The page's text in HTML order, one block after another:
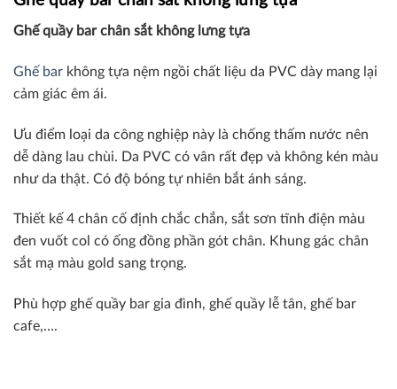
Ghế quầy bar chân sắt không lưng tựa
Ghế bar không tựa nệm ngồi chất liệu da PVC dày mang lại
cảm giác êm ái.
Ưu điểm loại da công nghiệp này là chống thấm nước nên
dễ dàng lau chùi. Da PVC có vân rất đẹp và không kén màu
như da thật. Có độ bóng tự nhiên bắt ánh sáng.
Thiết kế 4 chân cố định chắc chắn, sắt sơn tĩnh điện màu
đen vuốt col có ống đồng phần gót chân. Khung gác chân
sắt mạ màu gold sang trọng.
Phù hợp ghế quầy bar gia đình, ghế quầy lễ tân, ghế bar
cafe,….